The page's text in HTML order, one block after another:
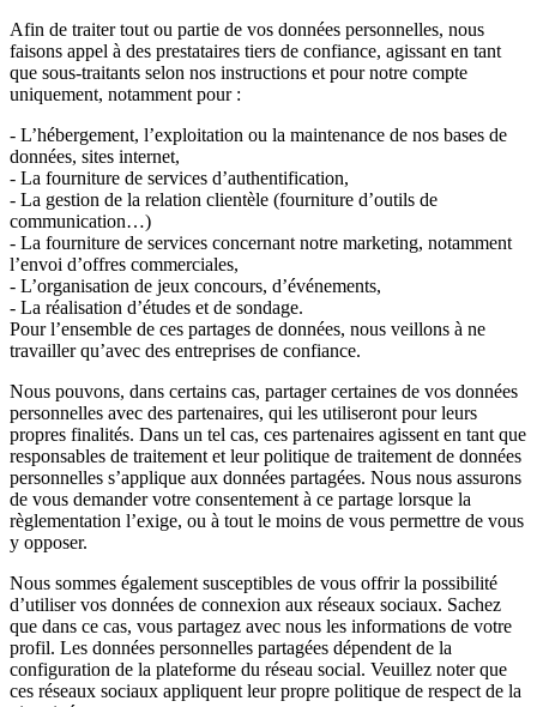
Afin de traiter tout ou partie de vos données personnelles, nous
faisons appel à des prestataires tiers de confiance, agissant en tant
que sous-traitants selon nos instructions et pour notre compte
uniquement, notamment pour :
- L’hébergement, l’exploitation ou la maintenance de nos bases de
données, sites internet,
- La fourniture de services d’authentification,
- La gestion de la relation clientèle (fourniture d’outils de
communication…)
- La fourniture de services concernant notre marketing, notamment
l’envoi d’offres commerciales,
- L’organisation de jeux concours, d’événements,
- La réalisation d’études et de sondage.
Pour l’ensemble de ces partages de données, nous veillons à ne
travailler qu’avec des entreprises de confiance.
Nous pouvons, dans certains cas, partager certaines de vos données
personnelles avec des partenaires, qui les utiliseront pour leurs
propres finalités. Dans un tel cas, ces partenaires agissent en tant que
responsables de traitement et leur politique de traitement de données
personnelles s’applique aux données partagées. Nous nous assurons
de vous demander votre consentement à ce partage lorsque la
règlementation l’exige, ou à tout le moins de vous permettre de vous
y opposer.
Nous sommes également susceptibles de vous offrir la possibilité
d’utiliser vos données de connexion aux réseaux sociaux. Sachez
que dans ce cas, vous partagez avec nous les informations de votre
profil. Les données personnelles partagées dépendent de la
configuration de la plateforme du réseau social. Veuillez noter que
ces réseaux sociaux appliquent leur propre politique de respect de la